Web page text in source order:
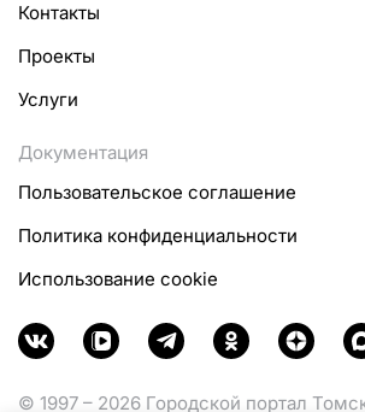
Контакты
Проекты
Услуги
Документация
Пользовательское соглашение
Политика конфиденциальности
Использование cookie
© 1997 – 2026 Городской портал